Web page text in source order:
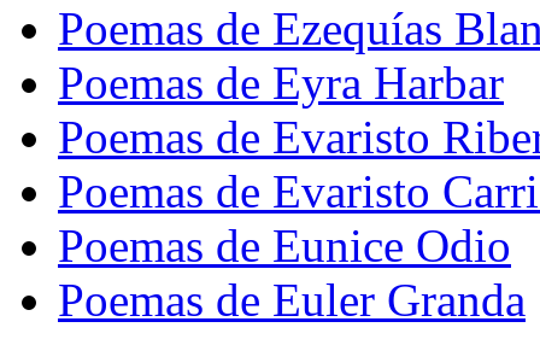
Poemas de Ezequías
Poemas de Eyra Harbar
Poemas de Evaristo
Poemas de Evaristo
Poemas de Eunice Odio
Poemas de Euler Granda